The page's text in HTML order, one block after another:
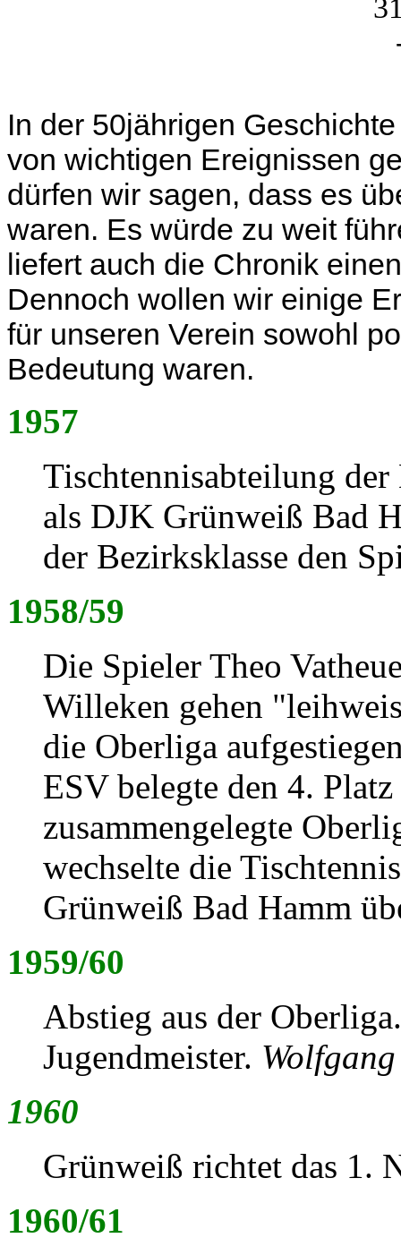
In der 50jährigen
von wichtigen Ereignissen
dürfen wir sagen, dass es
waren. Es würde zu weit
liefert auch die Chronik
Dennoch wollen wir einige
für unseren Verein sowohl
Bedeutung waren.
1957
Tischtennisabteilung
als DJK Grünweiß Bad
der Bezirksklasse den
1958/59
Die Spieler Theo
Willeken gehen
die Oberliga
ESV belegte den 4.
zusammengelegte
wechselte die
Grünweiß Bad Hamm
1959/60
Abstieg aus der
Jugendmeister.
1960
Grünweiß richtet das 1.
1960/61